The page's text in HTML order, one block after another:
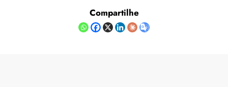
Compartilhe